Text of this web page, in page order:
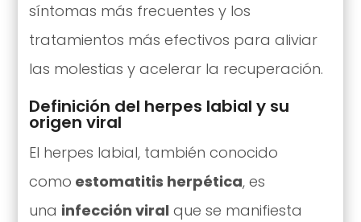
síntomas más frecuentes y los
tratamientos más efectivos para aliviar
las molestias y acelerar la recuperación.
Definición del herpes labial y su
origen viral
El herpes labial, también conocido
como estomatitis herpética, es
una infección viral que se manifiesta